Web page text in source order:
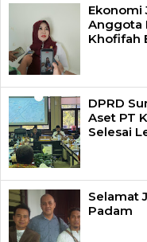
Ekonomi
Anggota
Khofifah
DPRD
Aset PT
Selesai
Selamat
Padam